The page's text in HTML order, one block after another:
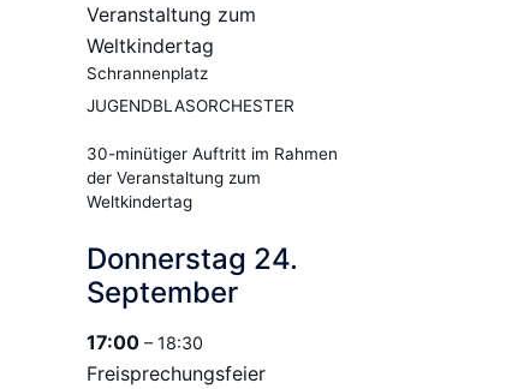
Veranstaltung zum
Weltkindertag
Schrannenplatz
JUGENDBLASORCHESTER
30-minütiger Auftritt im Rahmen
der Veranstaltung zum
Weltkindertag
Donnerstag 24.
September
17:00 – 18:30
Freisprechungsfeier